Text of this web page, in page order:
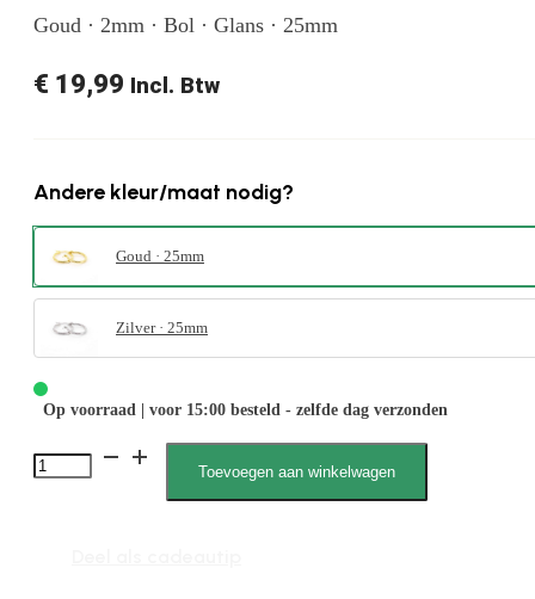
Goud · 2mm · Bol · Glans · 25mm
€ 19,99 Incl. Btw
Andere kleur/maat nodig?
Goud · 25mm
Zilver · 25mm
Op voorraad | voor 15:00 besteld - zelfde dag verzonden
2002
Toevoegen aan winkelwagen